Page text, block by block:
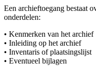
Een archieftoegang bestaat
onderdelen:
• Kenmerken van het archief
• Inleiding op het archief
• Inventaris of plaatsingslijst
• Eventueel bijlagen